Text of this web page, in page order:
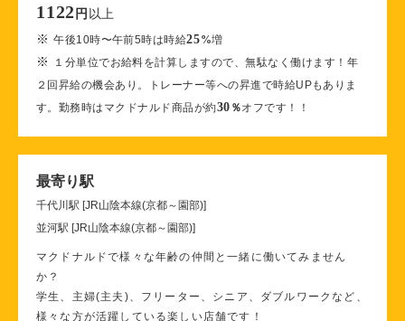
1122 円 以上
※午後10時〜午前5時は時給25%増
※
１分単位でお給料を計算しますので、無駄なく働けます！年
２回昇給の機会あり。トレーナー等への昇進で時給UPもありま
す。勤務時はマクドナルド商品が約30 ％オフです！！
最寄り駅
千代川駅 [JR山陰本線(京都～園部)]
並河駅 [JR山陰本線(京都～園部)]
マクドナルドで様々な年齢の仲間と一緒に働いてみません
か？
学生、主婦(主夫)、フリーター、シニア、ダブルワークなど、
様々な方が活躍している楽しい店舗です！